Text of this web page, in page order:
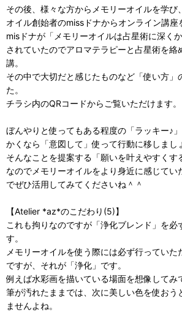
その後、様々な方からメモリーオイルを学
オイル創始者のmissドナからオンライン講座
misドナが「メモリーオイルは占星術に深く
されていたのでアロマテラピーと占星術を絡
講。
その中で大切だと感じたものなど「使い方」
た。
チラシ内のQRコードからご覧いただけます。
ぼんやりと使ってもある程度の「ラッキー♪
かくなら「意図して」使って行動に移しまし
そんなことを提案する「願いを叶えやすくす
なのでメモリーオイルをより身近に感じてい
でぜひ活用してみてくださいね＾＾
【Atelier *az*のこだわり(5)】
これも拘りなのですが「浄化ブレンド」を必
す。
メモリーオイルを使う際には必ず行ってい
ですが、それが「浄化」です。
例えば水彩画を描いている場面を想像してみ
筆が汚れたままでは、次に美しい色を使おう
ませんよね。